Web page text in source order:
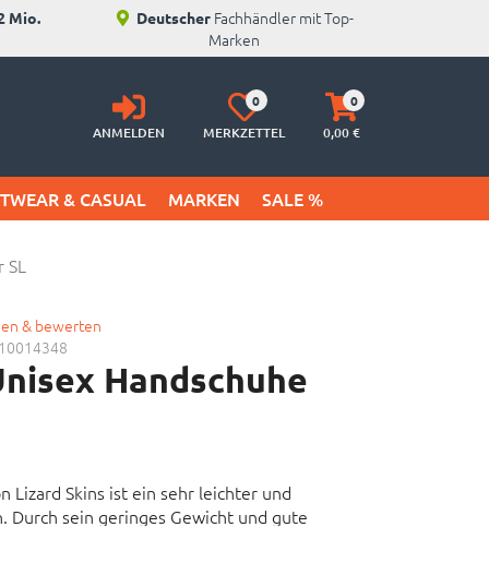
Mio. Deutscher Fachhändler mit Top-
Marken
Anmelden
ANMELDEN
Merkzettel
aufklappen
0
MERKZETTEL
Warenkorb
aufklappen
0
0,00€
& CASUAL MARKEN SALE %
& bewerten
10014348
Handschuhe
Lizard Skins ist ein sehr leichter und
Durch sein geringes Gewicht und gute
Tragen.